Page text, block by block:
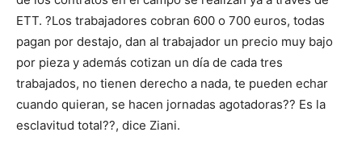
ETT. ?Los trabajadores cobran 600 o 700 euros, todas
pagan por destajo, dan al trabajador un precio muy bajo
por pieza y además cotizan un día de cada tres
trabajados, no tienen derecho a nada, te pueden echar
cuando quieran, se hacen jornadas agotadoras?? Es la
esclavitud total??, dice Ziani.